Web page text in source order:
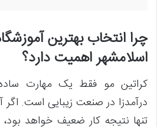
چرا انتخاب بهترین
اسلامشهر اهمیت دارد؟
کراتین مو فقط یک مهارت
درآمدزا در صنعت زیبایی است. اگر
تنها نتیجه کار ضعیف خواهد